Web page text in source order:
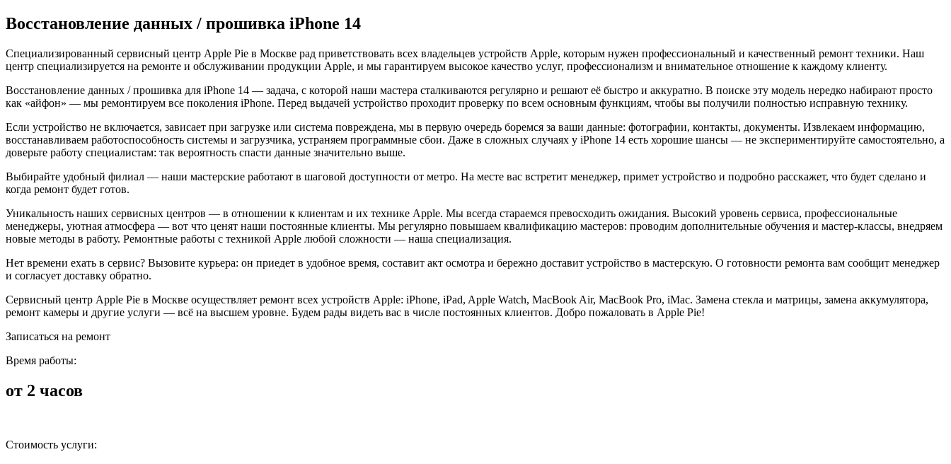
Восстановление данных / прошивка iPhone 14
Специализированный сервисный центр Apple Pie в Москве рад приветствовать всех владельцев устройств Apple, которым нужен профессиональный и качественный ремонт техники. Наш
центр специализируется на ремонте и обслуживании продукции Apple, и мы гарантируем высокое качество услуг, профессионализм и внимательное отношение к каждому клиенту.
Восстановление данных / прошивка для iPhone 14 — задача, с которой наши мастера сталкиваются регулярно и решают её быстро и аккуратно. В поиске эту модель нередко набирают просто
как «айфон» — мы ремонтируем все поколения iPhone. Перед выдачей устройство проходит проверку по всем основным функциям, чтобы вы получили полностью исправную технику.
Если устройство не включается, зависает при загрузке или система повреждена, мы в первую очередь боремся за ваши данные: фотографии, контакты, документы. Извлекаем информацию,
восстанавливаем работоспособность системы и загрузчика, устраняем программные сбои. Даже в сложных случаях у iPhone 14 есть хорошие шансы — не экспериментируйте самостоятельно, а
доверьте работу специалистам: так вероятность спасти данные значительно выше.
Выбирайте удобный филиал — наши мастерские работают в шаговой доступности от метро. На месте вас встретит менеджер, примет устройство и подробно расскажет, что будет сделано и
когда ремонт будет готов.
Уникальность наших сервисных центров — в отношении к клиентам и их технике Apple. Мы всегда стараемся превосходить ожидания. Высокий уровень сервиса, профессиональные
менеджеры, уютная атмосфера — вот что ценят наши постоянные клиенты. Мы регулярно повышаем квалификацию мастеров: проводим дополнительные обучения и мастер-классы, внедряем
новые методы в работу. Ремонтные работы с техникой Apple любой сложности — наша специализация.
Нет времени ехать в сервис? Вызовите курьера: он приедет в удобное время, составит акт осмотра и бережно доставит устройство в мастерскую. О готовности ремонта вам сообщит менеджер
и согласует доставку обратно.
Сервисный центр Apple Pie в Москве осуществляет ремонт всех устройств Apple: iPhone, iPad, Apple Watch, MacBook Air, MacBook Pro, iMac. Замена стекла и матрицы, замена аккумулятора,
ремонт камеры и другие услуги — всё на высшем уровне. Будем рады видеть вас в числе постоянных клиентов. Добро пожаловать в Apple Pie!
Записаться на ремонт
Время работы:
от 2 часов
Стоимость услуги: